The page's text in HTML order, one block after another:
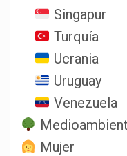
Singapur
Turquía
Ucrania
Uruguay
Venezuela
Mujer